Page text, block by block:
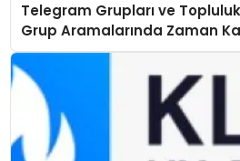
Telegram Grupları ve
Grup Aramalarında Zaman